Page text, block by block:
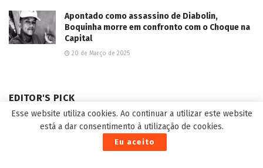
Apontado como assassino de Diabolin,
Boquinha morre em confronto com o Choque na
Capital
20 de Março de 2025
EDITOR'S PICK
Esse website utiliza cookies. Ao continuar a utilizar este website
está a dar consentimento à utilização de cookies.
Eu aceito